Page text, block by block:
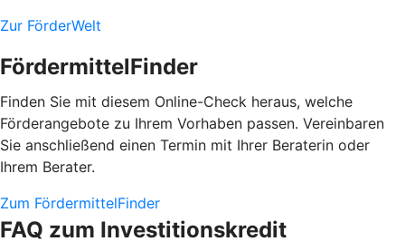
Zur FörderWelt
FördermittelFinder
Finden Sie mit diesem Online-Check heraus, welche
Förderangebote zu Ihrem Vorhaben passen. Vereinbaren
Sie anschließend einen Termin mit Ihrer Beraterin oder
Ihrem Berater.
Zum FördermittelFinder
FAQ zum Investitionskredit